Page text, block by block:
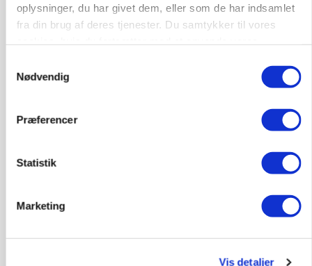
oplysninger, du har givet dem, eller som de har indsamlet
fra din brug af deres tjenester. Du samtykker til vores
Nødvendig
Præferencer
Statistik
Marketing
Vis detaljer
Annonce
Loading...